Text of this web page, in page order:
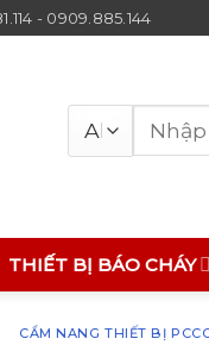
- 0909.885.144
Tìm
kiếm:
THIẾT BỊ BÁO CHÁY
CẨM NANG THIẾT BỊ